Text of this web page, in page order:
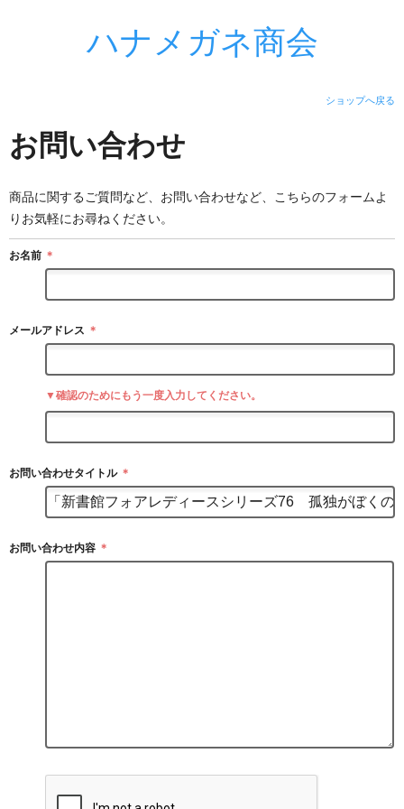
ハナメガネ商会
ショップへ戻る
お問い合わせ
商品に関するご質問など、お問い合わせなど、こちらのフォームよ
りお気軽にお尋ねください。
お名前 ＊
メールアドレス ＊
▼確認のためにもう一度入力してください。
お問い合わせタイトル ＊
お問い合わせ内容 ＊